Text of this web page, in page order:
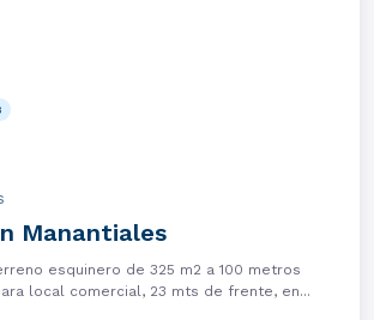
Manantiales
esquinero de 325 m2 a 100 metros
local comercial, 23 mts de frente, en...